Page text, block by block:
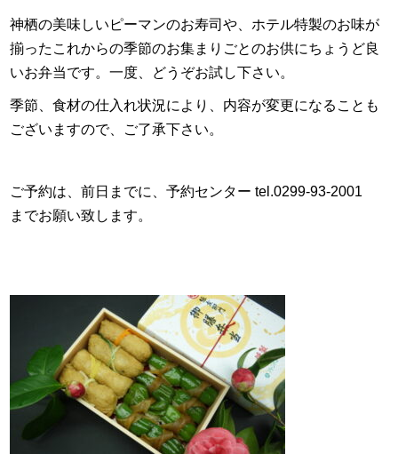
神栖の美味しいピーマンのお寿司や、ホテル特製のお味が
揃ったこれからの季節のお集まりごとのお供にちょうど良
いお弁当です。一度、どうぞお試し下さい。
季節、食材の仕入れ状況により、内容が変更になることも
ございますので、ご了承下さい。
ご予約は、前日までに、予約センター tel.0299-93-2001
までお願い致します。